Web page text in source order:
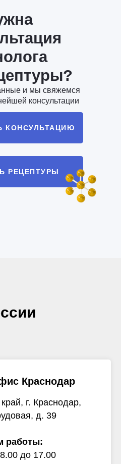
РЕЦЕПТУРЫ
КОНСУЛЬТАЦИЮ
и мы свяжемся
консультации
Краснодар
г. Краснодар,
д. 39
работы:
до 17.00